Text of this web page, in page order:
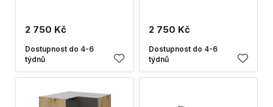
2 750 Kč
Dostupnost do 4-6
týdnů
2 750 Kč
Dostupnost do 4-6
týdnů